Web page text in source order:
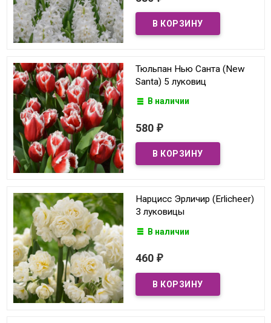
Тюльпан Нью Санта (New
Santa) 5 луковиц
В наличии
580 ₽
Нарцисс Эрличир (Erlicheer)
3 луковицы
В наличии
460 ₽